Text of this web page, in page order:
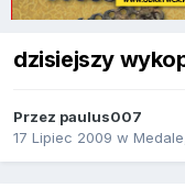
dzisiejszy
Przez paulus007
17 Lipiec 2009 w